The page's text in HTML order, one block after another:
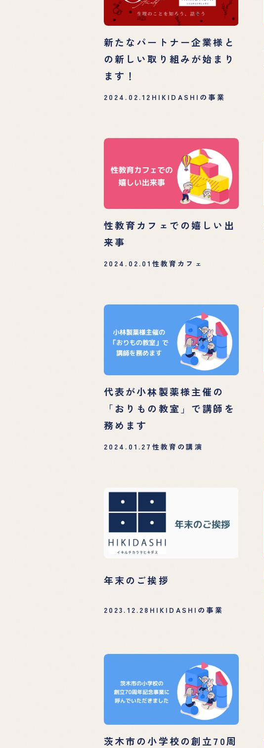
新たなパートナー企業様と
の新しい取り組みが始まり
ます！
2024.02.12 HIKIDASHIの事業
性教育カフェでの嬉しい出
来事
2024.02.01 性教育カフェ
代表が小林製薬様主催の
「おりもの教室」で講師を
務めます
2024.01.27 性教育の講演
年末のご挨拶
2023.12.28 HIKIDASHIの事業
茨木市の小学校の創立70周